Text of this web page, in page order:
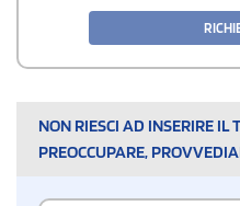
NON RIESCI AD INSERIRE IL
PREOCCUPARE,